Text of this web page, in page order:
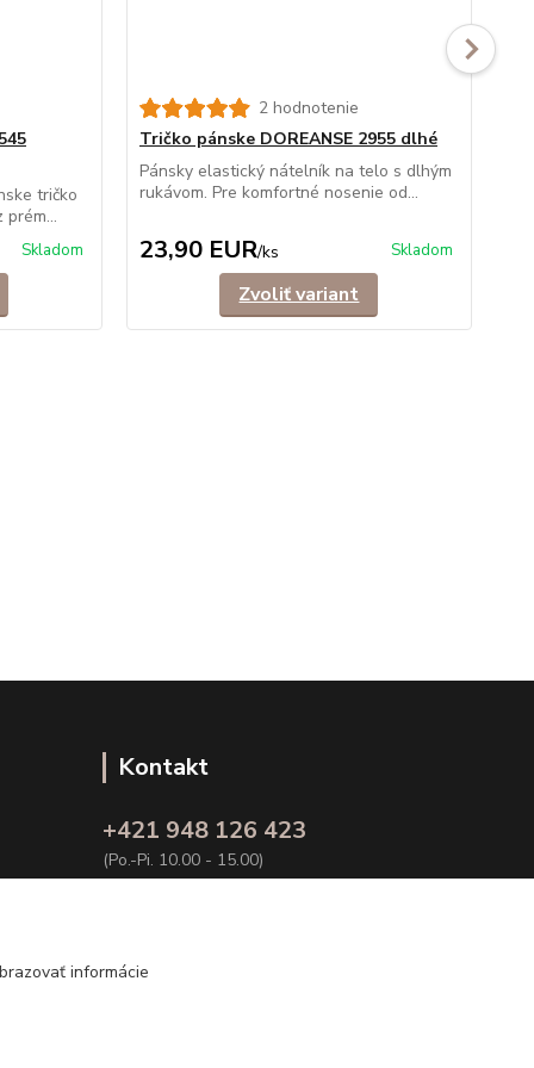
tričko
Skladom
2 hodnotenie
Tričko pánske DOREANSE 2955 dlhé
Pánsky elastický nátelník na telo s dlhým
rukávom. Pre komfortné nosenie od...
23,90 EUR/ks Skladom
Zvoliť variant
Kontakt
+421 948 126 423
(Po.-Pi. 10.00 - 15.00)
informácie